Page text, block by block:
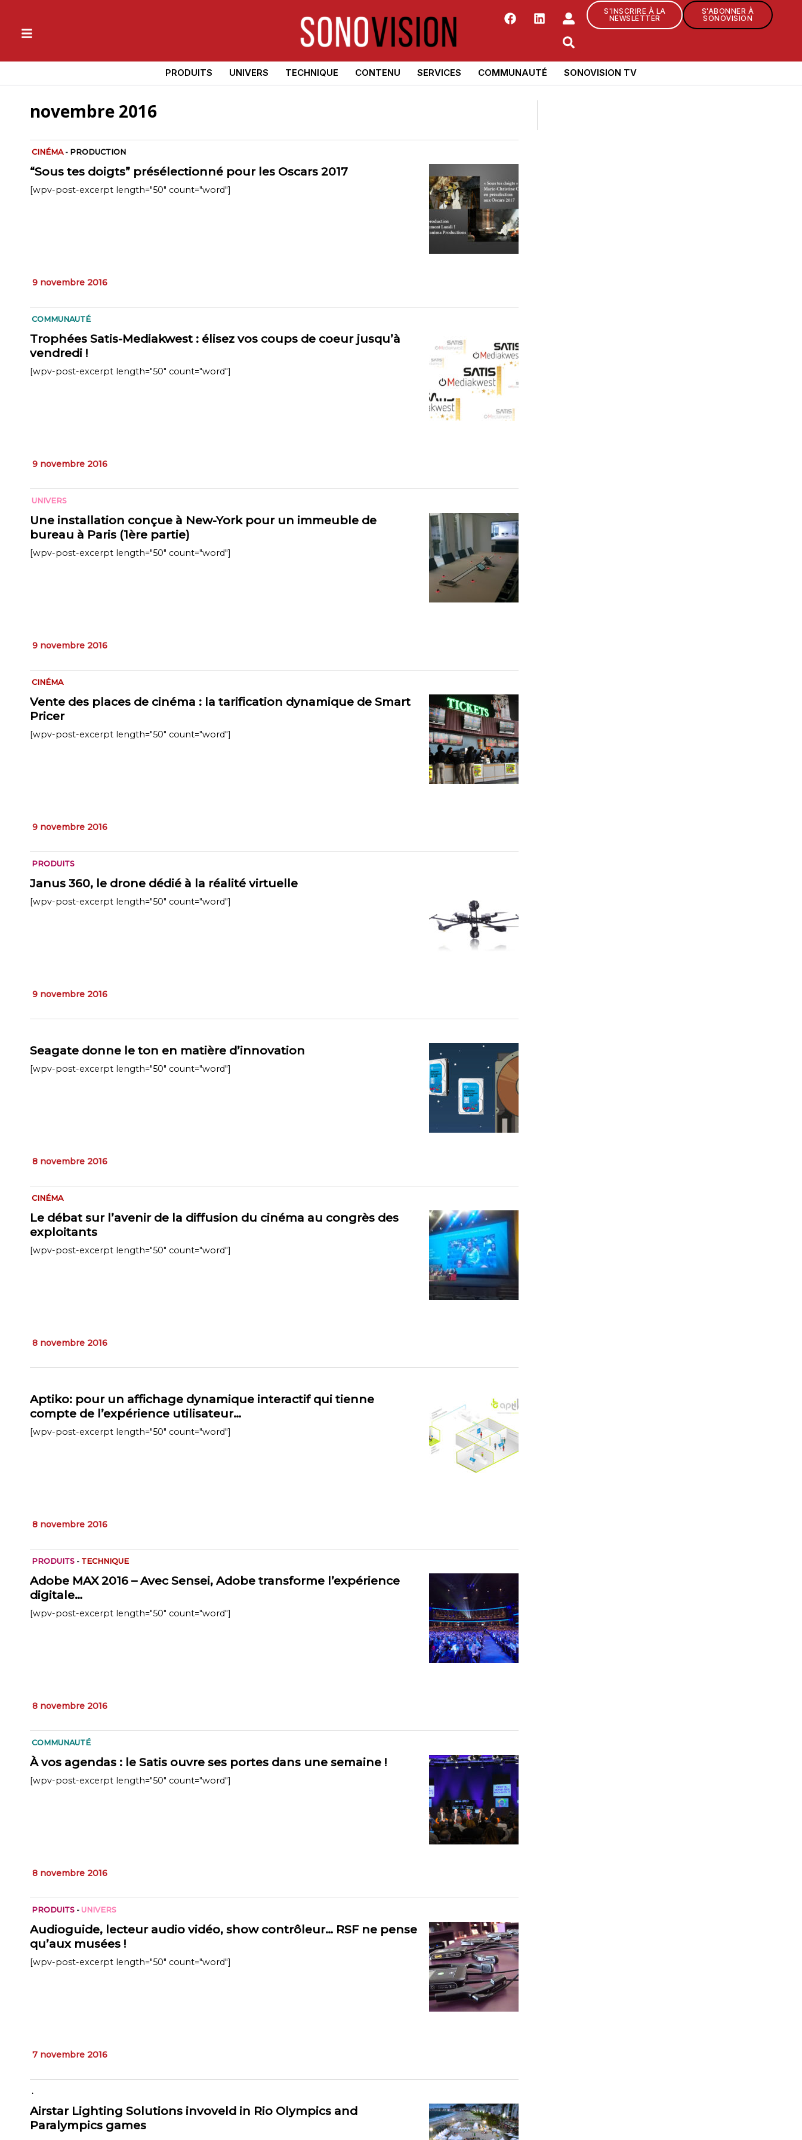
S'INSCRIRE À LA
NEWSLETTER
S'ABONNER À
SONOVISION
PRODUITS UNIVERS TECHNIQUE CONTENU SERVICES COMMUNAUTÉ SONOVISION TV
novembre 2016
CINÉMA- PRODUCTION
“Sous tes doigts” présélectionné pour les Oscars 2017
[wpv-post-excerpt length="50" count="word"]
9 novembre 2016
COMMUNAUTÉ
Trophées Satis-Mediakwest : élisez vos coups de coeur jusqu’à
vendredi !
[wpv-post-excerpt length="50" count="word"]
9 novembre 2016
UNIVERS
Une installation conçue à New-York pour un immeuble de
bureau à Paris (1ère partie)
[wpv-post-excerpt length="50" count="word"]
9 novembre 2016
CINÉMA
Vente des places de cinéma : la tarification dynamique de Smart
Pricer
[wpv-post-excerpt length="50" count="word"]
9 novembre 2016
PRODUITS
Janus 360, le drone dédié à la réalité virtuelle
[wpv-post-excerpt length="50" count="word"]
9 novembre 2016
Seagate donne le ton en matière d’innovation
[wpv-post-excerpt length="50" count="word"]
8 novembre 2016
CINÉMA
Le débat sur l’avenir de la diffusion du cinéma au congrès des
exploitants
[wpv-post-excerpt length="50" count="word"]
8 novembre 2016
Aptiko: pour un affichage dynamique interactif qui tienne
compte de l’expérience utilisateur…
[wpv-post-excerpt length="50" count="word"]
8 novembre 2016
PRODUITS - TECHNIQUE
Adobe MAX 2016 – Avec Sensei, Adobe transforme l’expérience
digitale…
[wpv-post-excerpt length="50" count="word"]
8 novembre 2016
COMMUNAUTÉ
À vos agendas : le Satis ouvre ses portes dans une semaine !
[wpv-post-excerpt length="50" count="word"]
8 novembre 2016
PRODUITS - UNIVERS
Audioguide, lecteur audio vidéo, show contrôleur… RSF ne pense
qu’aux musées !
[wpv-post-excerpt length="50" count="word"]
7 novembre 2016
.
Airstar Lighting Solutions invoveld in Rio Olympics and
Paralympics games